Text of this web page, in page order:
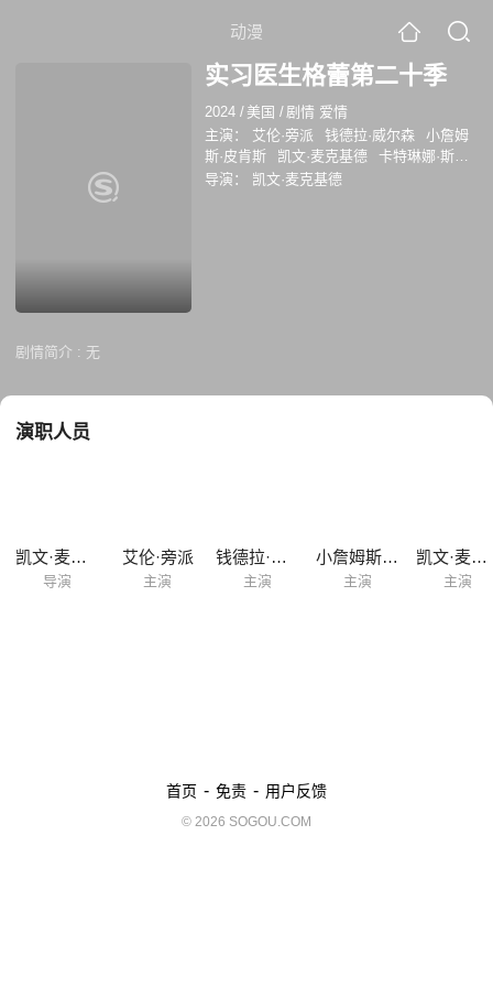
动漫
实习医生格蕾第二十季
2024 / 美国 /剧情 爱情
主演：
艾伦·旁派 钱德拉·威尔森
小詹姆
斯·皮肯斯
凯文·麦克基德
卡特琳娜·斯柯
松
卡米拉·卢丁顿 基姆·瑞弗
导演： 凯文·麦克基德
剧情简介 : 无
演职人员
凯文·麦克基德
导演
艾伦·旁派
主演
钱德拉·威尔森
主演
小詹姆斯·皮肯斯
主演
凯文·麦克基德
主演
首页 - 免责 - 用户反馈
© 2026 SOGOU.COM